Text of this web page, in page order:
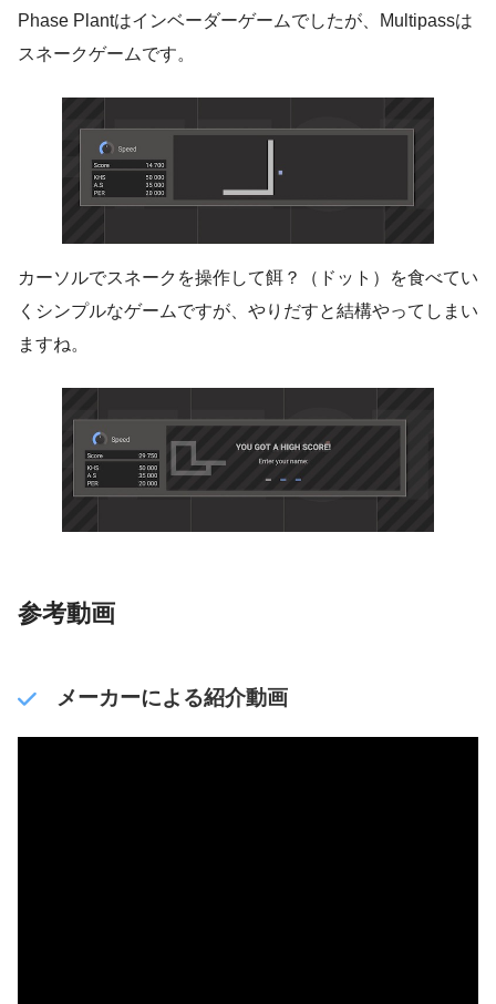
Phase Plantはインベーダーゲームでしたが、Multipassは
スネークゲームです。
カーソルでスネークを操作して餌？（ドット）を食べてい
くシンプルなゲームですが、やりだすと結構やってしまい
ますね。
参考動画
メーカーによる紹介動画